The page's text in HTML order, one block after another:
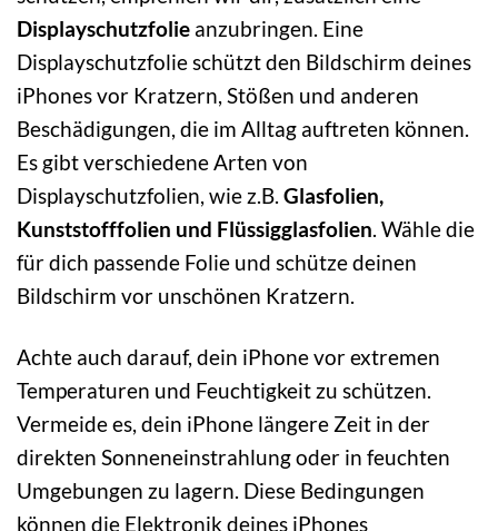
Displayschutzfolie anzubringen. Eine
Displayschutzfolie schützt den Bildschirm deines
iPhones vor Kratzern, Stößen und anderen
Beschädigungen, die im Alltag auftreten können.
Es gibt verschiedene Arten von
Displayschutzfolien, wie z.B. Glasfolien,
Kunststofffolien und Flüssigglasfolien. Wähle die
für dich passende Folie und schütze deinen
Bildschirm vor unschönen Kratzern.
Achte auch darauf, dein iPhone vor extremen
Temperaturen und Feuchtigkeit zu schützen.
Vermeide es, dein iPhone längere Zeit in der
direkten Sonneneinstrahlung oder in feuchten
Umgebungen zu lagern. Diese Bedingungen
können die Elektronik deines iPhones